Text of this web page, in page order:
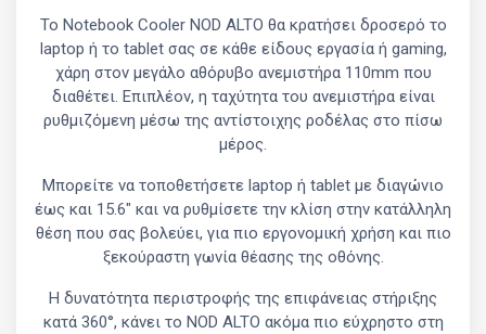
Το Notebook Cooler NOD ALTO θα κρατήσει δροσερό το
laptop ή το tablet σας σε κάθε είδους εργασία ή gaming,
χάρη στον μεγάλο αθόρυβο ανεμιστήρα 110mm που
διαθέτει. Επιπλέον, η ταχύτητα του ανεμιστήρα είναι
ρυθμιζόμενη μέσω της αντίστοιχης ροδέλας στο πίσω
μέρος.
Μπορείτε να τοποθετήσετε laptop ή tablet με διαγώνιο
έως και 15.6" και να ρυθμίσετε την κλίση στην κατάλληλη
θέση που σας βολεύει, για πιο εργονομική χρήση και πιο
ξεκούραστη γωνία θέασης της οθόνης.
Η δυνατότητα περιστροφής της επιφάνειας στήριξης
κατά 360°, κάνει τo NOD ALTO ακόμα πιο εύχρηστο στη